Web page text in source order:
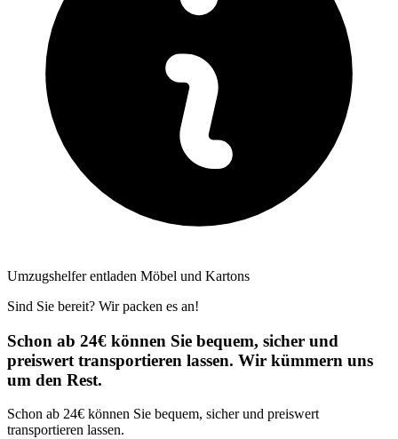
Umzugshelfer entladen Möbel und Kartons
Sind Sie bereit? Wir packen es an!
Schon ab 24€ können Sie bequem, sicher und
preiswert transportieren lassen. Wir kümmern uns
um den Rest.
Schon ab 24€ können Sie bequem, sicher und preiswert
transportieren lassen.